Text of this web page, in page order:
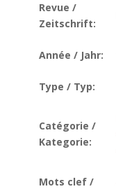
Revue /
Zeitschrift:
Année / Jahr:
Type / Typ:
Catégorie /
Kategorie:
Mots clef /